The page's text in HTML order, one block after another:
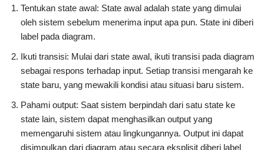
Tentukan state awal: State awal adalah state yang dimulai
oleh sistem sebelum menerima input apa pun. State ini diberi
label pada diagram.
Ikuti transisi: Mulai dari state awal, ikuti transisi pada diagram
sebagai respons terhadap input. Setiap transisi mengarah ke
state baru, yang mewakili kondisi atau situasi baru sistem.
Pahami output: Saat sistem berpindah dari satu state ke
state lain, sistem dapat menghasilkan output yang
memengaruhi sistem atau lingkungannya. Output ini dapat
disimpulkan dari diagram atau secara eksplisit diberi label